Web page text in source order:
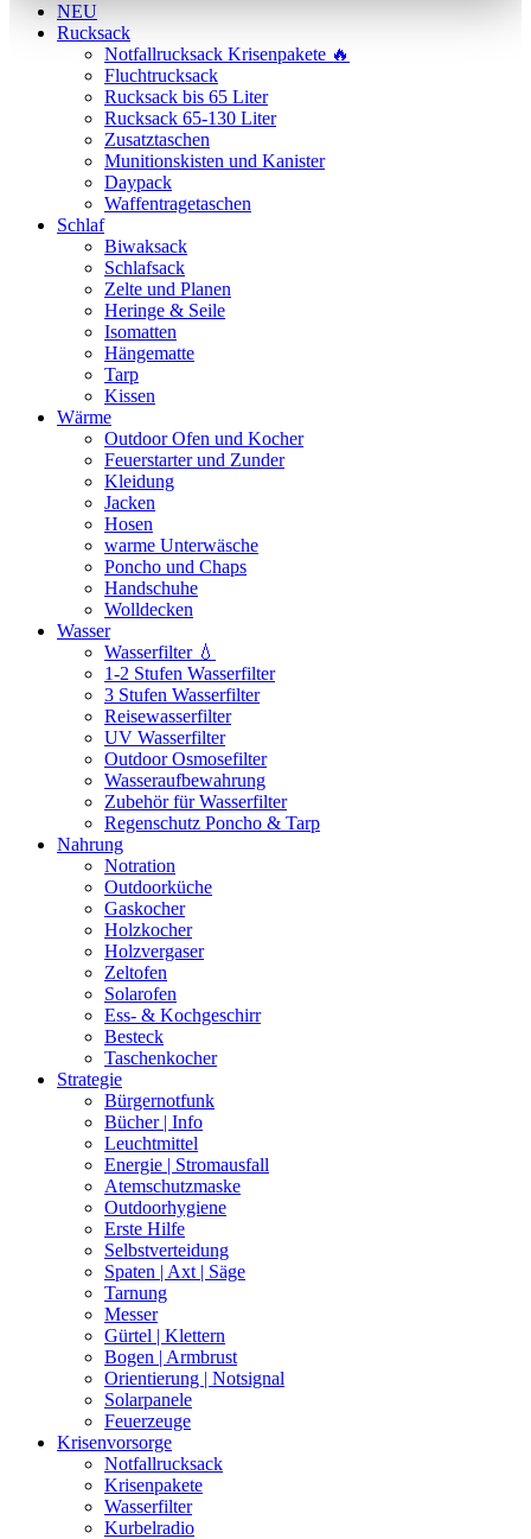
NEU
Rucksack
Notfallrucksack Krisenpakete 🔥
Fluchtrucksack
Rucksack bis 65 Liter
Rucksack 65-130 Liter
Zusatztaschen
Munitionskisten und Kanister
Daypack
Waffentragetaschen
Schlaf
Biwaksack
Schlafsack
Zelte und Planen
Heringe & Seile
Isomatten
Hängematte
Tarp
Kissen
Wärme
Outdoor Ofen und Kocher
Feuerstarter und Zunder
Kleidung
Jacken
Hosen
warme Unterwäsche
Poncho und Chaps
Handschuhe
Wolldecken
Wasser
Wasserfilter 💧
1-2 Stufen Wasserfilter
3 Stufen Wasserfilter
Reisewasserfilter
UV Wasserfilter
Outdoor Osmosefilter
Wasseraufbewahrung
Zubehör für Wasserfilter
Regenschutz Poncho & Tarp
Nahrung
Notration
Outdoorküche
Gaskocher
Holzkocher
Holzvergaser
Zeltofen
Solarofen
Ess- & Kochgeschirr
Besteck
Taschenkocher
Strategie
Bürgernotfunk
Bücher | Info
Leuchtmittel
Energie | Stromausfall
Atemschutzmaske
Outdoorhygiene
Erste Hilfe
Selbstverteidung
Spaten | Axt | Säge
Tarnung
Messer
Gürtel | Klettern
Bogen | Armbrust
Orientierung | Notsignal
Solarpanele
Feuerzeuge
Krisenvorsorge
Notfallrucksack
Krisenpakete
Wasserfilter
Kurbelradio